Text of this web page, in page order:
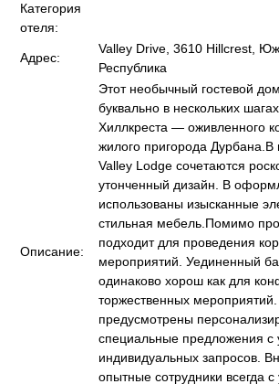
Категория
отеля:
Адрес:
Valley Drive, 3610 Hillcrest,
Республика
Описание:
Этот необычный гостевой
буквально в нескольких
Хиллкреста — оживленного
жилого пригорода Дурбана.В
Valley Lodge сочетаются
утонченный дизайн. В
использованы изысканные
стильная мебель.Помимо
подходит для проведения
мероприятий. Уединенный
одинаково хорош как для
торжественных
предусмотрены
специальные предложения с
индивидуальных запросов.
опытные сотрудники всегда с